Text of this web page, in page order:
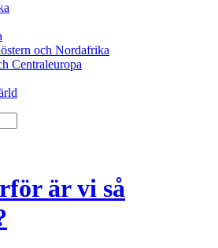
och Nordafrika
Centraleuropa
är vi så